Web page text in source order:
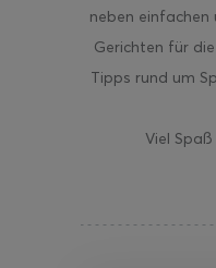
neben einfachen
Gerichten für
Tipps rund um
Viel